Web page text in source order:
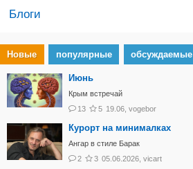
Блоги
Новые популярные обсуждаемые
Июнь
Крым встречай
13
5 19.06 ,vogebor
Курорт на минималках
Ангар в стиле Барак
2
3 05.06.2026 ,vicart